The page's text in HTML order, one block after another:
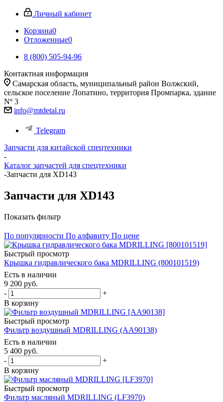
Личный кабинет
Корзина0
Отложенные0
8 (800) 505-94-96
Контактная информация
Самарская область, муниципальный район Волжский,
сельское поселение Лопатино, территория Промпарка, здание
Nº 3
info@mtdetal.ru
Telegram
Запчасти для китайской спецтехники
-
Каталог запчастей для спецтехники
-Запчасти для XD143
Запчасти для XD143
Показать фильтр
По популярности По алфавиту По цене
Быстрый просмотр
Крышка гидравлического бака MDRILLING (800101519)
Есть в наличии
9 200 руб.
-
+
В корзину
Быстрый просмотр
Фильтр воздушный MDRILLING (AA90138)
Есть в наличии
5 400 руб.
-
+
В корзину
Быстрый просмотр
Фильтр масляный MDRILLING (LF3970)